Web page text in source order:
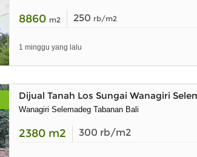
8860 m2 250 rb/m2
1 minggu yang lalu
Dijual Tanah Los Sungai Wanagiri
Wanagiri Selemadeg Tabanan Bali
2380 m2 300 rb/m2